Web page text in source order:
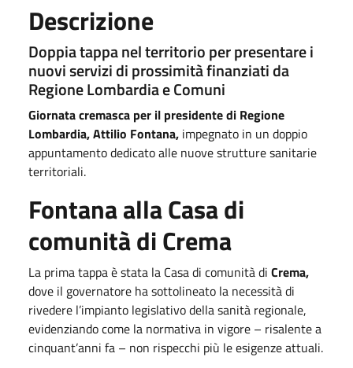
Descrizione
Doppia tappa nel territorio per presentare i
nuovi servizi di prossimità finanziati da
Regione Lombardia e Comuni
Giornata cremasca per il presidente di Regione
Lombardia, Attilio Fontana, impegnato in un doppio
appuntamento dedicato alle nuove strutture sanitarie
territoriali.
Fontana alla Casa di
comunità di Crema
La prima tappa è stata la Casa di comunità di Crema,
dove il governatore ha sottolineato la necessità di
rivedere l’impianto legislativo della sanità regionale,
evidenziando come la normativa in vigore – risalente a
cinquant’anni fa – non rispecchi più le esigenze attuali.